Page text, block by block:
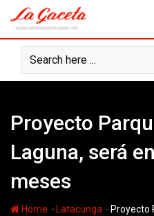
content
Proyecto
Laguna, será
meses
Home - Latacunga - Proyecto